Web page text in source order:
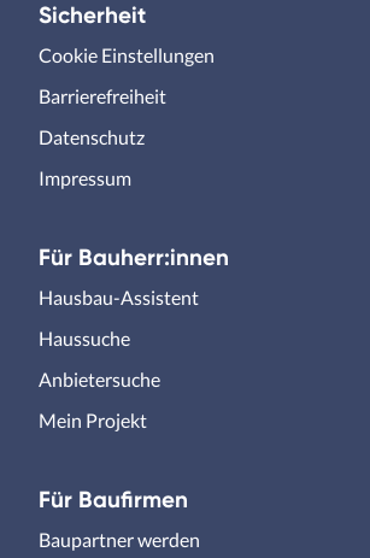
Sicherheit
Cookie Einstellungen
Barrierefreiheit
Datenschutz
Impressum
Für Bauherr:innen
Hausbau-Assistent
Haussuche
Anbietersuche
Mein Projekt
Für Baufirmen
Baupartner werden